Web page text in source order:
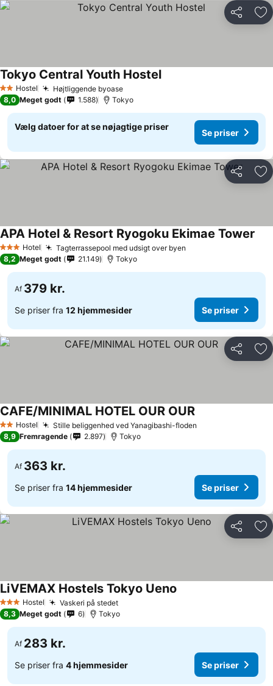
Del
2 Stjerner
Hostel Højtliggende byoase
Tokyo Central Youth Hostel
8,0 Meget godt 1.588 Tokyo
Vælg datoer for at se nøjagtige priser
Se priser
Del
3 StjernerHotel Tagterrassepool med udsigt over byen
APA Hotel & Resort Ryogoku Ekimae Tower
8,2 Meget godt 21.149 Tokyo
Af 379 kr.
Se priser fra 12 hjemmesider Se priser
Del
2 Stjerner
Hostel Stille beliggenhed ved Yanagibashi-floden
CAFE/MINIMAL HOTEL OUR OUR
8,9 Fremragende 2.897 Tokyo
Af 363 kr.
Se priser fra 14 hjemmesider Se priser
Del
3 StjernerHostel Vaskeri på stedet
LiVEMAX Hostels Tokyo Ueno
8,3 Meget godt 6 Tokyo
Af 283 kr.
Se priser fra 4 hjemmesider Se priser